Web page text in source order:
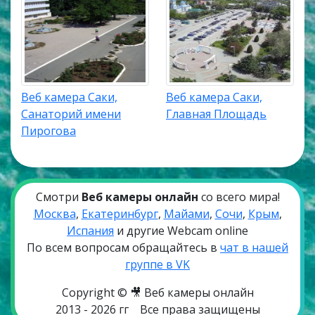
свойствами еще в средние века. Самая первая
грязелечебница в Саки была открыта в 1827 году, а
в 1837 году был основан Симферопольский
военный госпиталь.
Сегодня Саки — это старейший и крупнейший
бальнеологический курорт Крыма. На его
территории открыты множество пансионатов и
санаториев, где применяют целебную грязь
Саки известен интересными
достопримечательностями, великолепными
песчаными пляжами и теплым солнечным
климатом.
Климат в Саки
Климат в Саки приморско-степной и засушливый,
почти такой же, как в Евпатории. Он
Веб камера Саки,
Санаторий имени
Пирогова
Веб камера Саки,
Главная Площадь
Смотри Веб камеры онлайн со всего мира!
Москва, Екатеринбург, Майами, Сочи, Крым,
Испания и другие Webcam online
По всем вопросам обращайтесь в чат в нашей
группе в VK
Copyright © 🎥 Веб камеры онлайн
2013 - 2026 гг
Все права защищены